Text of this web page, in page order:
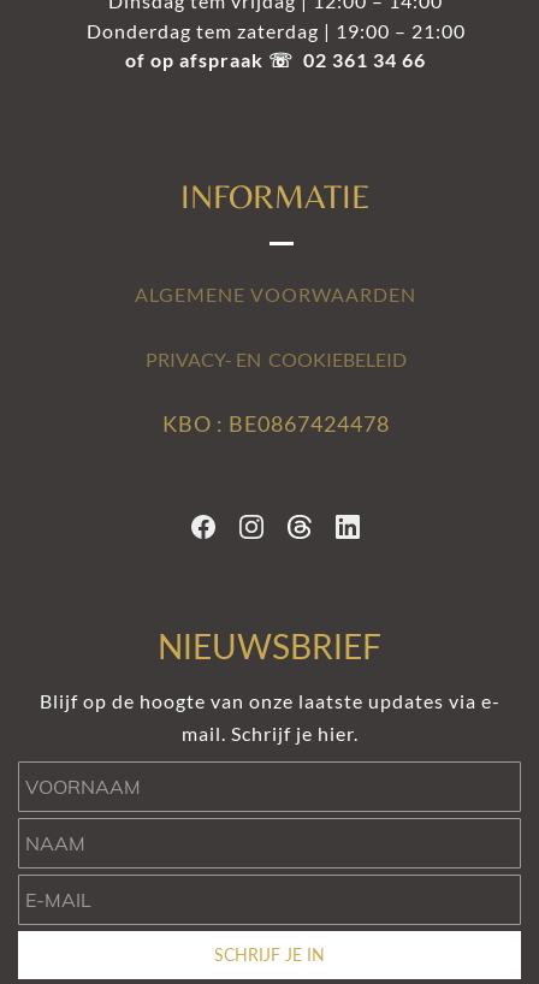
Donderdag tem zaterdag | 19:00 – 21:00
of op afspraak ☏ 02 361 34 66
INFORMATIE
ALGEMENE VOORWAARDEN
PRIVACY- EN COOKIEBELEID
KBO : BE0867424478
NIEUWSBRIEF
Blijf op de hoogte van onze laatste updates via e-
mail. Schrijf je hier.
SCHRIJF JE IN